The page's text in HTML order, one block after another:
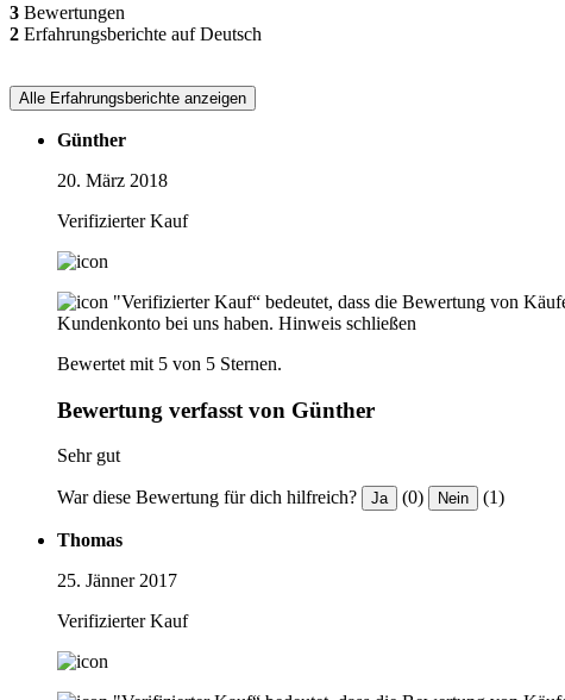
3 Bewertungen
2 Erfahrungsberichte auf Deutsch
Alle Erfahrungsberichte anzeigen
Günther
20. März 2018
Verifizierter Kauf
"Verifizierter Kauf“ bedeutet, dass die Bewertung von
Kundenkonto bei uns haben. Hinweis schließen
Bewertet mit 5 von 5 Sternen.
Bewertung verfasst von Günther
Sehr gut
War diese Bewertung für dich hilfreich? Ja (0) Nein (1)
Thomas
25. Jänner 2017
Verifizierter Kauf